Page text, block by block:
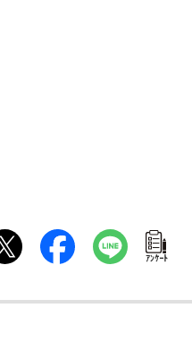
ｱﾝｹｰﾄ